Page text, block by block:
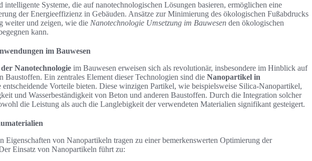
intelligente Systeme, die auf nanotechnologischen Lösungen basieren, ermöglichen eine
der Energieeffizienz in Gebäuden. Ansätze zur Minimierung des ökologischen Fußabdrucks
weiter und zeigen, wie die Nanotechnologie Umsetzung im Bauwesen den ökologischen
kann.
im Bauwesen
Nanotechnologie im Bauwesen erweisen sich als revolutionär, insbesondere im Hinblick auf
Baustoffen. Ein zentrales Element dieser Technologien sind die Nanopartikel in
entscheidende Vorteile bieten. Diese winzigen Partikel, wie beispielsweise Silica-Nanopartikel,
und Wasserbeständigkeit von Beton und anderen Baustoffen. Durch die Integration solcher
die Leistung als auch die Langlebigkeit der verwendeten Materialien signifikant gesteigert.
Eigenschaften von Nanopartikeln tragen zu einer bemerkenswerten Optimierung der
Einsatz von Nanopartikeln führt zu: